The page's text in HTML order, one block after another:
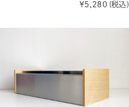
¥5,280 (税込)